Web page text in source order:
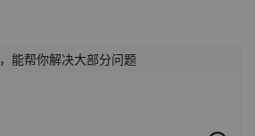
，能帮你解决大部分问题